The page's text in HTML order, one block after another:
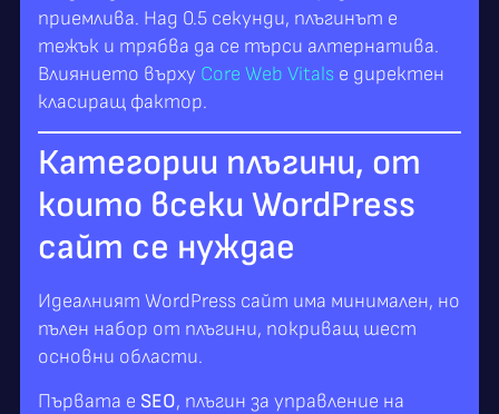
приемлива. Над 0.5 секунди, плъгинът е
тежък и трябва да се търси алтернатива.
Влиянието върху Core Web Vitals е директен
класиращ фактор.
Категории плъгини, от
които всеки WordPress
сайт се нуждае
Идеалният WordPress сайт има минимален, но
пълен набор от плъгини, покриващ шест
основни области.
Първата е SEO, плъгин за управление на